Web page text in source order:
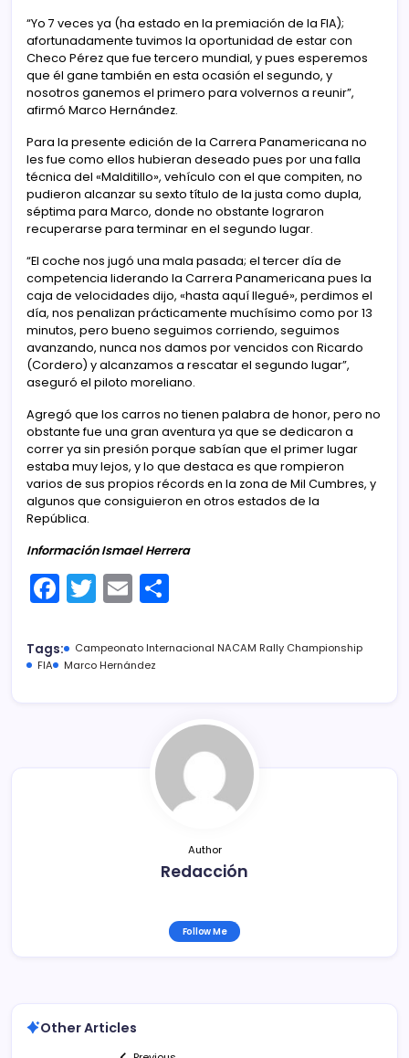
“Yo 7 veces ya (ha estado en la premiación de la FIA);
afortunadamente tuvimos la oportunidad de estar con
Checo Pérez que fue tercero mundial, y pues esperemos
que él gane también en esta ocasión el segundo, y
nosotros ganemos el primero para volvernos a reunir”,
afirmó Marco Hernández.
Para la presente edición de la Carrera Panamericana no
les fue como ellos hubieran deseado pues por una falla
técnica del «Malditillo», vehículo con el que compiten, no
pudieron alcanzar su sexto título de la justa como dupla,
séptima para Marco, donde no obstante lograron
recuperarse para terminar en el segundo lugar.
“El coche nos jugó una mala pasada; el tercer día de
competencia liderando la Carrera Panamericana pues la
caja de velocidades dijo, «hasta aquí llegué», perdimos el
día, nos penalizan prácticamente muchísimo como por 13
minutos, pero bueno seguimos corriendo, seguimos
avanzando, nunca nos damos por vencidos con Ricardo
(Cordero) y alcanzamos a rescatar el segundo lugar”,
aseguró el piloto moreliano.
Agregó que los carros no tienen palabra de honor, pero no
obstante fue una gran aventura ya que se dedicaron a
correr ya sin presión porque sabían que el primer lugar
estaba muy lejos, y lo que destaca es que rompieron
varios de sus propios récords en la zona de Mil Cumbres, y
algunos que consiguieron en otros estados de la
República.
Información Ismael Herrera
F
a
c
e
T
w
itt
er
E
m
ai
l
m
tir
Tags:
Campeonato Internacional NACAM Rally Championship
FIA
Marco Hernández
Author
Redacción
Follow Me
Other Articles